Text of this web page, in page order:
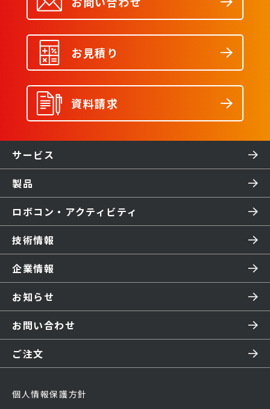
お見積り
資料請求
サービス
製品
ロボコン・アクティビティ
技術情報
企業情報
お知らせ
お問い合わせ
ご注文
個人情報保護方針